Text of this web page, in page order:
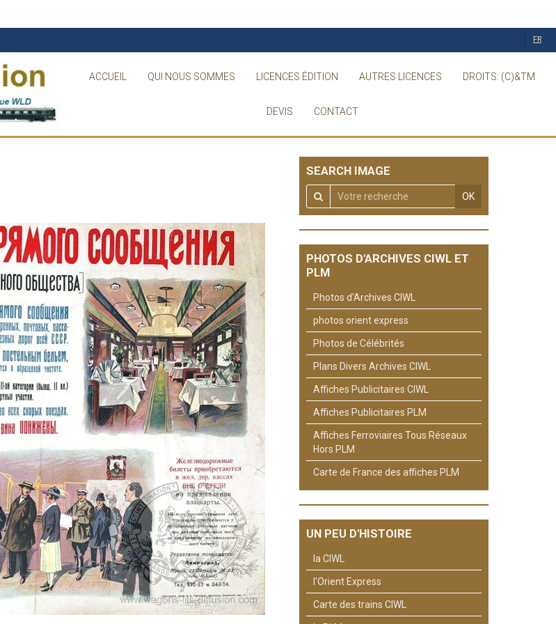
ACCUEIL QUI NOUS SOMMES LICENCES ÉDITION AUTRES LICENCES DROITS: (C)&TM
DEVIS CONTACT
FR
SEARCH IMAGE
OK
PHOTOS D'ARCHIVES CIWL ET
PLM
Photos d'Archives CIWL
photos orient express
Photos de Célébrités
Plans Divers Archives CIWL
Affiches Publicitaires CIWL
Affiches Publicitaires PLM
Affiches Ferroviaires Tous Réseaux
Hors PLM
Carte de France des affiches PLM
UN PEU D'HISTOIRE
la CIWL
l'Orient Express
Carte des trains CIWL